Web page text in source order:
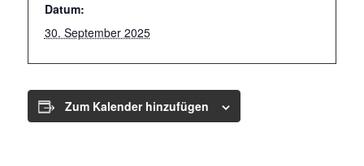
Datum:
30. September 2025
Zum Kalender hinzufügen